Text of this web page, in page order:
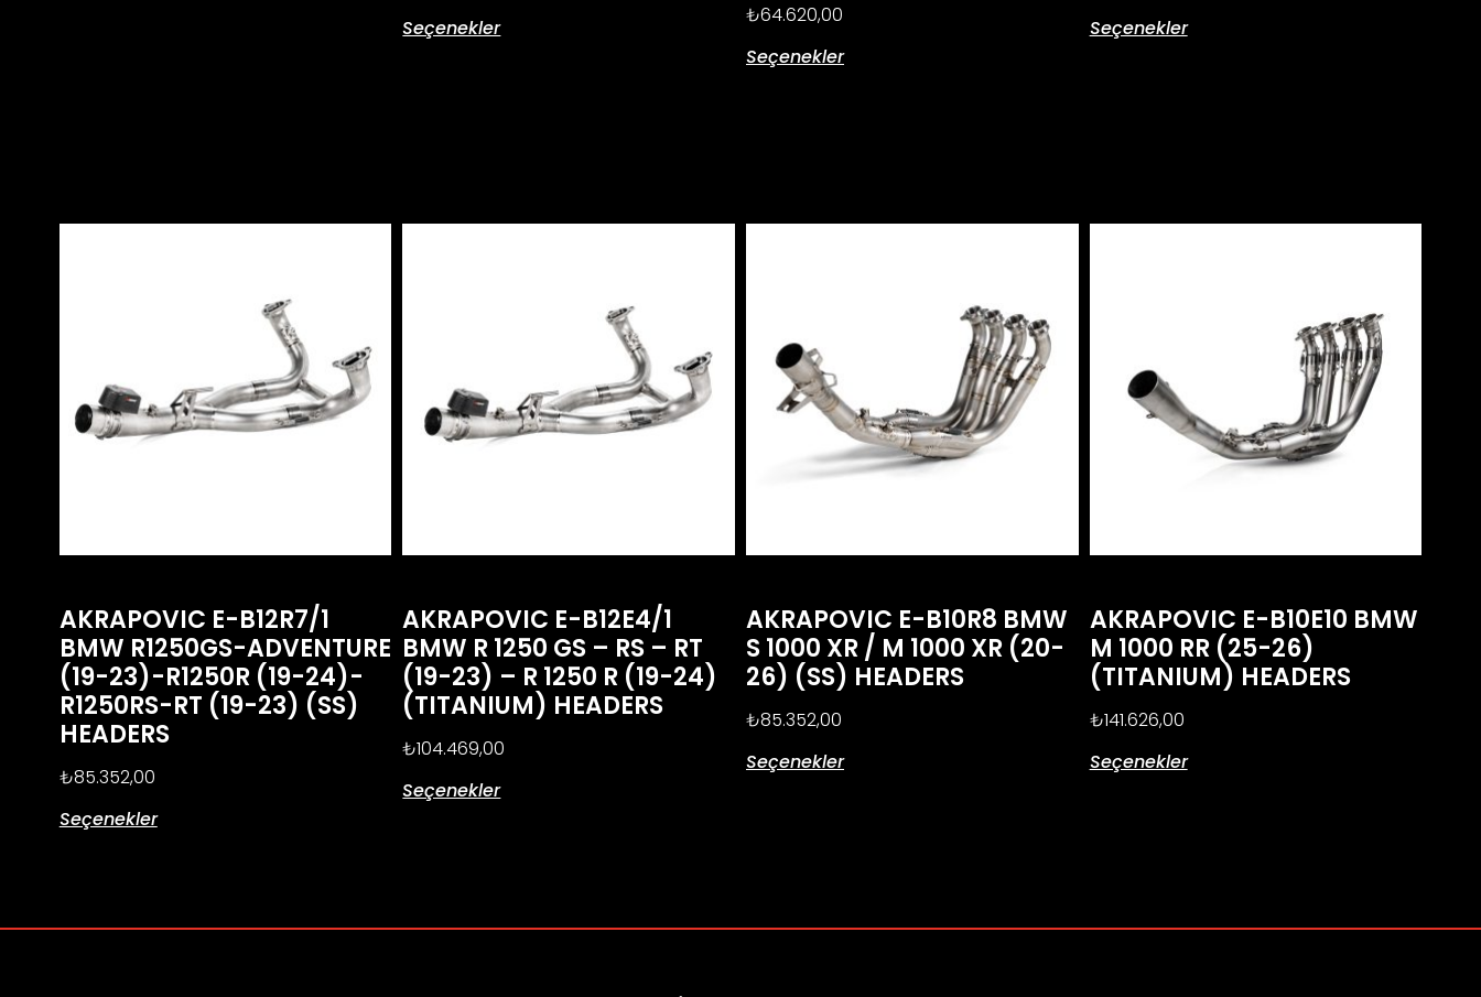
Seçenekler
₺64.620,00
Seçenekler
Seçenekler
AKRAPOVIC E-B12R7/1
BMW R1250GS-ADVENTURE
(19-23)-R1250R (19-24)-
R1250RS-RT (19-23) (SS)
HEADERS
₺85.352,00
Seçenekler
AKRAPOVIC E-B12E4/1
BMW R 1250 GS – RS – RT
(19-23) – R 1250 R (19-24)
(TITANIUM) HEADERS
₺104.469,00
Seçenekler
AKRAPOVIC E-B10R8 BMW
S 1000 XR / M 1000 XR (20-
26) (SS) HEADERS
₺85.352,00
Seçenekler
AKRAPOVIC E-B10E10 BMW
M 1000 RR (25-26)
(TITANIUM) HEADERS
₺141.626,00
Seçenekler